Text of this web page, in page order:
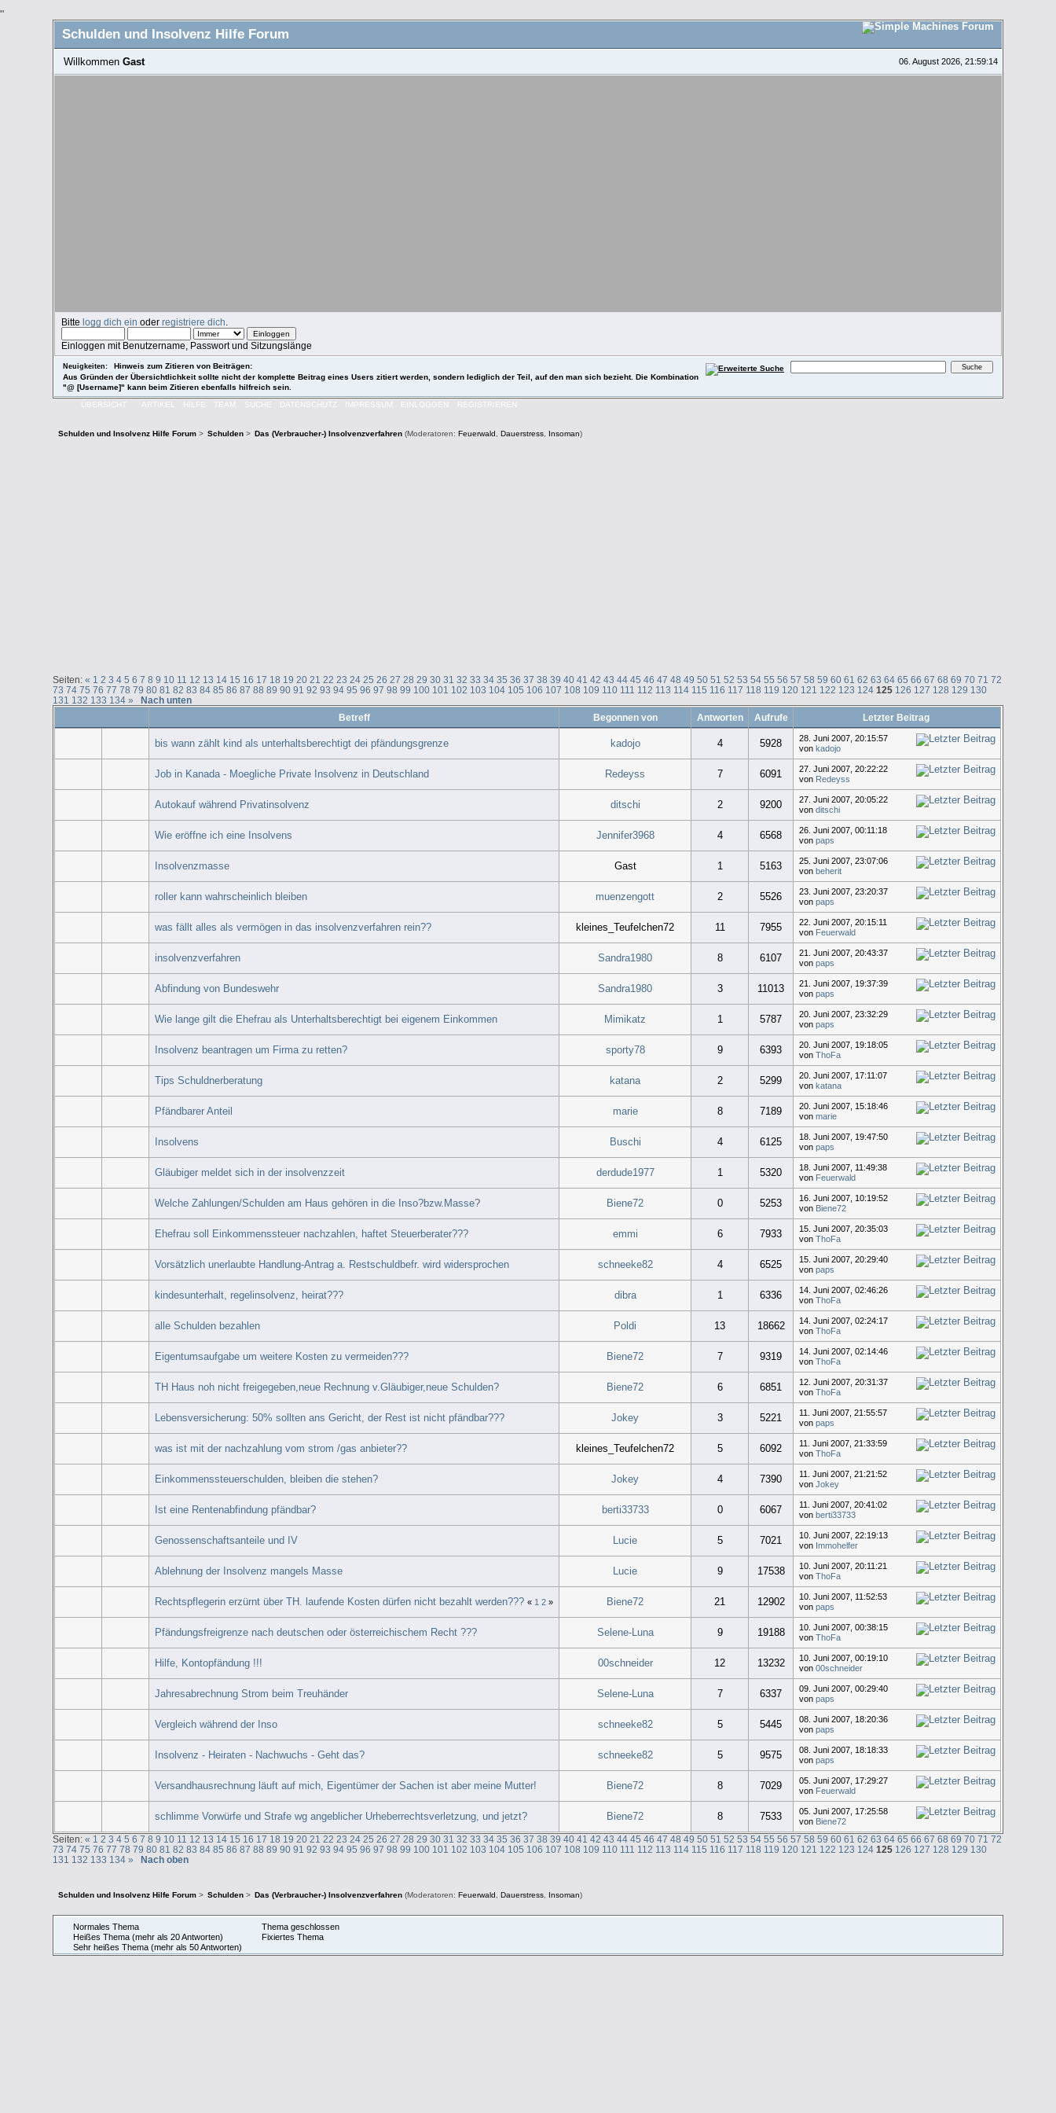
"
Schulden und Insolvenz Hilfe Forum
06. August 2026, 21:59:14
Willkommen Gast
Bittelogg dich ein oderregistriere dich
Einloggen mit Benutzername, Passwort und Sitzungslänge
Neuigkeiten:
Hinweis zum Zitieren von Beiträgen:
Aus Gründen der Übersichtlichkeit sollte nicht der komplette Beitrag eines Users zitiert werden, sondern lediglich der Teil, auf den man sich bezieht. Die Kombination
"@ [Username]" kann beim Zitieren ebenfalls hilfreich sein.
ÜBERSICHT ARTIKEL HILFE TEAM SUCHE DATENSCHUTZ IMPRESSUM EINLOGGEN REGISTRIEREN
Schulden und Insolvenz Hilfe Forum> Schulden> Das (Verbraucher-) Insolvenzverfahren(Moderatoren: Feuerwald , Dauerstress, Insoman)
Seiten:« 1 2 3 4 5 6 7 8 9 10 11 12 13 14 15 16 17 18 19 20 21 22 23 24 25 26 27 28 29 30 31 32 33 34 35 36 37 38 39 40 41 42 43 44 45 46 47 48 49 50 51 52 53 54 55 56 57 58 59 60 61 62 63 64 65 66 67 68 69 70 71 72
73 74 75 76 77 78 79 80 81 82 83 84 85 86 87 88 89 90 91 92 93 94 95 96 97 98 99 100 101 102 103 104 105 106 107 108 109 110 111 112 113 114 115 116 117 118 119 120 121 122 123 124 125 126 127 128 129 130
131 132 133 134 »
Nach unten
Betreff
Begonnen von Antworten Aufrufe Letzter Beitrag
bis wann zählt kind als unterhaltsberechtigt dei pfändungsgrenze kadojo 4 5928
28. Juni 2007, 20:15:57
von kadojo
Job in Kanada - Moegliche Private Insolvenz in Deutschland Redeyss 7 6091
27. Juni 2007, 20:22:22
von Redeyss
Autokauf während Privatinsolvenz ditschi 2 9200
27. Juni 2007, 20:05:22
von ditschi
Wie eröffne ich eine Insolvens Jennifer3968 4 6568
26. Juni 2007, 00:11:18
von paps
Insolvenzmasse Gast 1 5163
25. Juni 2007, 23:07:06
von beherit
roller kann wahrscheinlich bleiben muenzengott 2 5526
23. Juni 2007, 23:20:37
von paps
was fällt alles als vermögen in das insolvenzverfahren rein?? kleines_Teufelchen72 11 7955
22. Juni 2007, 20:15:11
von Feuerwald
insolvenzverfahren Sandra1980 8 6107
21. Juni 2007, 20:43:37
von paps
Abfindung von Bundeswehr Sandra1980 3 11013
21. Juni 2007, 19:37:39
von paps
Wie lange gilt die Ehefrau als Unterhaltsberechtigt bei eigenem Einkommen Mimikatz 1 5787
20. Juni 2007, 23:32:29
von paps
Insolvenz beantragen um Firma zu retten? sporty78 9 6393
20. Juni 2007, 19:18:05
von ThoFa
Tips Schuldnerberatung katana 2 5299
20. Juni 2007, 17:11:07
von katana
Pfändbarer Anteil marie 8 7189
20. Juni 2007, 15:18:46
von marie
Insolvens Buschi 4 6125
18. Juni 2007, 19:47:50
von paps
Gläubiger meldet sich in der insolvenzzeit derdude1977 1 5320
18. Juni 2007, 11:49:38
von Feuerwald
Welche Zahlungen/Schulden am Haus gehören in die Inso?bzw.Masse? Biene72 0 5253
16. Juni 2007, 10:19:52
von Biene72
Ehefrau soll Einkommenssteuer nachzahlen, haftet Steuerberater??? emmi 6 7933
15. Juni 2007, 20:35:03
von ThoFa
Vorsätzlich unerlaubte Handlung-Antrag a. Restschuldbefr. wird widersprochen schneeke82 4 6525
15. Juni 2007, 20:29:40
von paps
kindesunterhalt, regelinsolvenz, heirat??? dibra 1 6336
14. Juni 2007, 02:46:26
von ThoFa
alle Schulden bezahlen Poldi 13 18662
14. Juni 2007, 02:24:17
von ThoFa
Eigentumsaufgabe um weitere Kosten zu vermeiden??? Biene72 7 9319
14. Juni 2007, 02:14:46
von ThoFa
TH Haus noh nicht freigegeben,neue Rechnung v.Gläubiger,neue Schulden? Biene72 6 6851
12. Juni 2007, 20:31:37
von ThoFa
Lebensversicherung: 50% sollten ans Gericht, der Rest ist nicht pfändbar??? Jokey 3 5221
11. Juni 2007, 21:55:57
von paps
was ist mit der nachzahlung vom strom /gas anbieter?? kleines_Teufelchen72 5 6092
11. Juni 2007, 21:33:59
von ThoFa
Einkommenssteuerschulden, bleiben die stehen? Jokey 4 7390
11. Juni 2007, 21:21:52
von Jokey
Ist eine Rentenabfindung pfändbar? berti33733 0 6067
11. Juni 2007, 20:41:02
von berti33733
Genossenschaftsanteile und IV Lucie 5 7021
10. Juni 2007, 22:19:13
von Immohelfer
Ablehnung der Insolvenz mangels Masse Lucie 9 17538
10. Juni 2007, 20:11:21
von ThoFa
Rechtspflegerin erzürnt über TH. laufende Kosten dürfen nicht bezahlt werden??? « 1 2» Biene72 21 12902
10. Juni 2007, 11:52:53
von paps
Pfändungsfreigrenze nach deutschen oder österreichischem Recht ??? Selene-Luna 9 19188
10. Juni 2007, 00:38:15
von ThoFa
Hilfe, Kontopfändung !!! 00schneider 12 13232
10. Juni 2007, 00:19:10
von 00schneider
Jahresabrechnung Strom beim Treuhänder Selene-Luna 7 6337
09. Juni 2007, 00:29:40
von paps
Vergleich während der Inso schneeke82 5 5445
08. Juni 2007, 18:20:36
von paps
Insolvenz - Heiraten - Nachwuchs - Geht das? schneeke82 5 9575
08. Juni 2007, 18:18:33
von paps
Versandhausrechnung läuft auf mich, Eigentümer der Sachen ist aber meine Mutter! Biene72 8 7029
05. Juni 2007, 17:29:27
von Feuerwald
schlimme Vorwürfe und Strafe wg angeblicher Urheberrechtsverletzung, und jetzt? Biene72 8 7533
05. Juni 2007, 17:25:58
von Biene72
Seiten:« 1 2 3 4 5 6 7 8 9 10 11 12 13 14 15 16 17 18 19 20 21 22 23 24 25 26 27 28 29 30 31 32 33 34 35 36 37 38 39 40 41 42 43 44 45 46 47 48 49 50 51 52 53 54 55 56 57 58 59 60 61 62 63 64 65 66 67 68 69 70 71 72
73 74 75 76 77 78 79 80 81 82 83 84 85 86 87 88 89 90 91 92 93 94 95 96 97 98 99 100 101 102 103 104 105 106 107 108 109 110 111 112 113 114 115 116 117 118 119 120 121 122 123 124 125 126 127 128 129 130
131 132 133 134 » Nach oben
Schulden und Insolvenz Hilfe Forum> Schulden> Das (Verbraucher-) Insolvenzverfahren(Moderatoren: Feuerwald Dauerstress, Insoman)
Normales Thema
Heißes Thema (mehr als 20 Antworten)
Sehr heißes Thema (mehr als 50 Antworten)
Thema geschlossen
Fixiertes Thema